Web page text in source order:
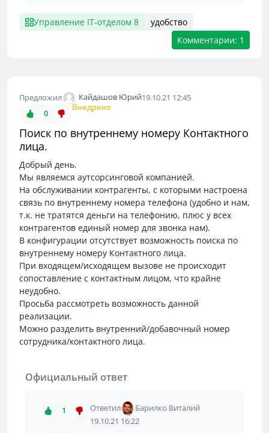
Управление IT-отделом 8
удобство
Комментарии: 1
Предложил Кайдашов Юрий19.10.21 12:45
0
Внедрено
Поиск по внутреннему номеру Контактного
лица.
Добрый день.
Мы являемся аутсорсинговой компанией.
На обслуживании контрагенты, с которыми настроена
связь по внутреннему номера телефона (удобно и нам,
т.к. не тратятся деньги на телефонию, плюс у всех
контрагентов единый номер для звонка нам).
В конфигурации отсутствует возможность поиска по
внутреннему номеру Контактного лица.
При входящем/исходящем вызове не происходит
сопоставление с контактным лицом, что крайне
неудобно.
Просьба рассмотреть возможность данной
реализации.
Можно разделить внутренний/добавочный номер
сотрудника/контактного лица.
Официальный ответ
1 Ответил
Барилко Виталий
19.10.21 16:22